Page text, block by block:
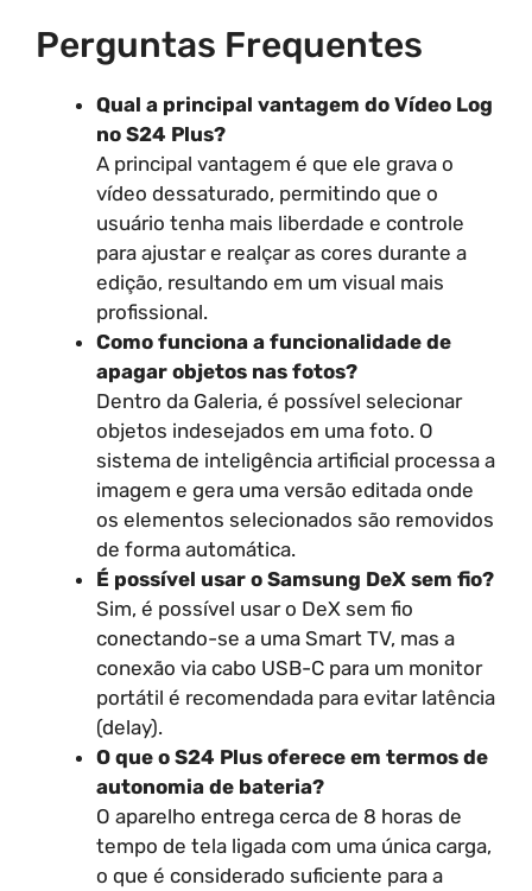
Perguntas Frequentes
Qual a principal vantagem do Vídeo Log
no S24 Plus?
A principal vantagem é que ele grava o
vídeo dessaturado, permitindo que o
usuário tenha mais liberdade e controle
para ajustar e realçar as cores durante a
edição, resultando em um visual mais
profissional.
Como funciona a funcionalidade de
apagar objetos nas fotos?
Dentro da Galeria, é possível selecionar
objetos indesejados em uma foto. O
sistema de inteligência artificial processa a
imagem e gera uma versão editada onde
os elementos selecionados são removidos
de forma automática.
É possível usar o Samsung DeX sem fio?
Sim, é possível usar o DeX sem fio
conectando-se a uma Smart TV, mas a
conexão via cabo USB-C para um monitor
portátil é recomendada para evitar latência
(delay).
O que o S24 Plus oferece em termos de
autonomia de bateria?
O aparelho entrega cerca de 8 horas de
tempo de tela ligada com uma única carga,
o que é considerado suficiente para a